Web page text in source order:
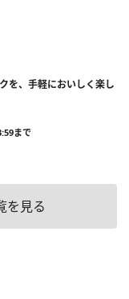
を、手軽においしく楽し
まで
を見る